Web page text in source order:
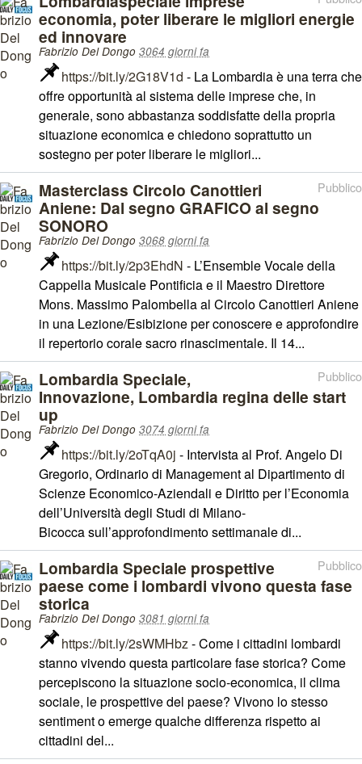
economia, poter liberare le migliori energie
ed innovare
Fabrizio Del Dongo 3064 giorni fa
https://bit.ly/2G18V1d - La Lombardia è una terra che
offre opportunità al sistema delle imprese che, in
generale, sono abbastanza soddisfatte della propria
situazione economica e chiedono soprattutto un
sostegno per poter liberare le migliori...
Pubblico
Masterclass Circolo Canottieri
Aniene: Dal segno GRAFICO al segno
SONORO
Fabrizio Del Dongo 3068 giorni fa
https://bit.ly/2p3EhdN - L’Ensemble Vocale della
Cappella Musicale Pontificia e il Maestro Direttore
Mons. Massimo Palombella al Circolo Canottieri Aniene
in una Lezione/Esibizione per conoscere e approfondire
il repertorio corale sacro rinascimentale. Il 14...
Pubblico
Lombardia Speciale,
Innovazione, Lombardia regina delle start
up
Fabrizio Del Dongo 3074 giorni fa
https://bit.ly/2oTqA0j - Intervista al Prof. Angelo Di
Gregorio, Ordinario di Management al Dipartimento di
Scienze Economico-Aziendali e Diritto per l’Economia
dell’Università degli Studi di Milano-
Bicocca sull’approfondimento settimanale di...
Pubblico
Lombardia Speciale prospettive
paese come i lombardi vivono questa fase
storica
Fabrizio Del Dongo 3081 giorni fa
https://bit.ly/2sWMHbz- Come i cittadini lombardi
stanno vivendo questa particolare fase storica? Come
percepiscono la situazione socio-economica, il clima
sociale, le prospettive del paese? Vivono lo stesso
sentiment o emerge qualche differenza rispetto ai
cittadini del...